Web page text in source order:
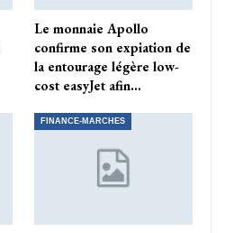
Le monnaie Apollo
confirme son expiation de
la entourage légère low-
cost easyJet afin…
FINANCE-MARCHES